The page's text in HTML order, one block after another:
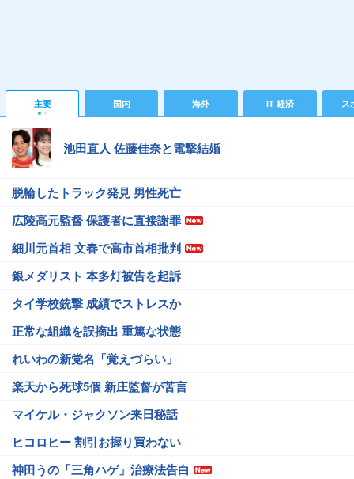
主要 国内 海外 IT 経済 ス
池田直人 佐藤佳奈と電撃結婚
脱輪したトラック発見 男性死亡
広陵高元監督 保護者に直接謝罪
細川元首相 文春で高市首相批判
銀メダリスト 本多灯被告を起訴
タイ学校銃撃 成績でストレスか
正常な組織を誤摘出 重篤な状態
れいわの新党名「覚えづらい」
楽天から死球5個 新庄監督が苦言
マイケル・ジャクソン来日秘話
ヒコロヒー 割引お握り買わない
神田うの「三角ハゲ」治療法告白